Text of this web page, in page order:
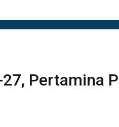
Pertamina